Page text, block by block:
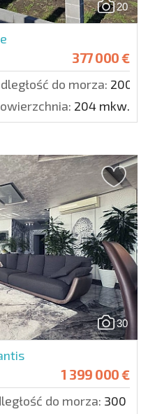
20
377 000 €
do morza: 2000
204 mkw.
30
1 399 000 €
do morza: 300 m.